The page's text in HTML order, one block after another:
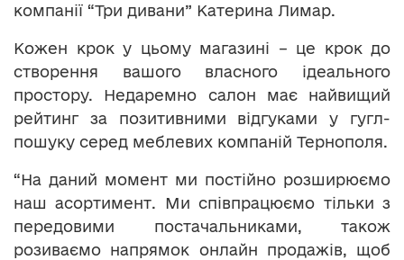
компанії “Три дивани” Катерина Лимар.
Кожен крок у цьому магазині – це крок до
створення вашого власного ідеального
простору. Недаремно салон має найвищий
рейтинг за позитивними відгуками у гугл-
пошуку серед меблевих компаній Тернополя.
“На даний момент ми постійно розширюємо
наш асортимент. Ми співпрацюємо тільки з
передовими постачальниками, також
розиваємо напрямок онлайн продажів, щоб